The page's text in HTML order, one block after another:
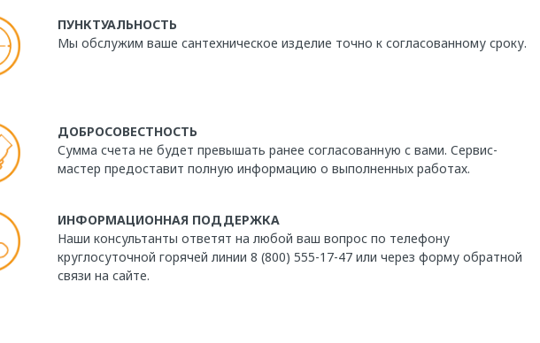
ПУНКТУАЛЬНОСТЬ
Мы обслужим ваше сантехническое изделие точно к согласованному сроку.
ДОБРОСОВЕСТНОСТЬ
Сумма счета не будет превышать ранее согласованную с вами. Cервис-
мастер предоставит полную информацию о выполненных работах.
ИНФОРМАЦИОННАЯ ПОДДЕРЖКА
Наши консультанты ответят на любой ваш вопрос по телефону
круглосуточной горячей линии 8 (800) 555-17-47 или через форму обратной
связи на сайте.